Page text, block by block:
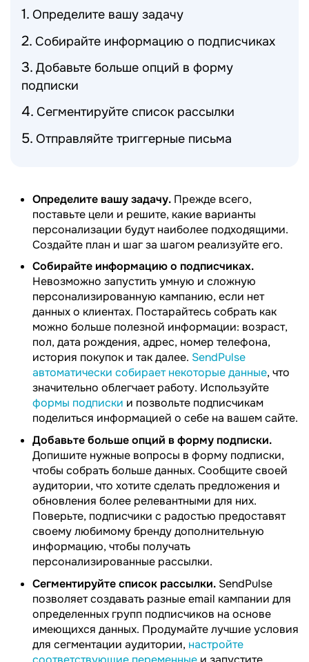
Определите вашу задачу
Собирайте информацию о подписчиках
Добавьте больше опций в форму
подписки
Сегментируйте список рассылки
Отправляйте триггерные письма
Определите вашу задачу. Прежде всего,
поставьте цели и решите, какие варианты
персонализации будут наиболее подходящими.
Создайте план и шаг за шагом реализуйте его.
Собирайте информацию о подписчиках.
Невозможно запустить умную и сложную
персонализированную кампанию, если нет
данных о клиентах. Постарайтесь собрать как
можно больше полезной информации: возраст,
пол, дата рождения, адрес, номер телефона,
история покупок и так далее. SendPulse
автоматически собирает некоторые данные, что
значительно облегчает работу. Используйте
формы подписки и позвольте подписчикам
поделиться информацией о себе на вашем сайте.
Добавьте больше опций в форму подписки.
Допишите нужные вопросы в форму подписки,
чтобы собрать больше данных. Сообщите своей
аудитории, что хотите сделать предложения и
обновления более релевантными для них.
Поверьте, подписчики с радостью предоставят
своему любимому бренду дополнительную
информацию, чтобы получать
персонализированные рассылки.
Сегментируйте список рассылки. SendPulse
позволяет создавать разные email кампании для
определенных групп подписчиков на основе
имеющихся данных. Продумайте лучшие условия
для сегментации аудитории, настройте